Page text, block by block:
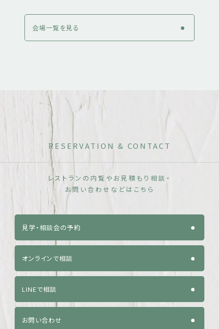
会場一覧を見る
RESERVATION & CONTACT
レストランの内覧やお見積もり相談・
お問い合わせなどはこちら
見学・相談会の予約
オンラインで相談
LINEで相談
お問い合わせ